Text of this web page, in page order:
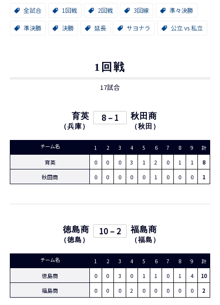
全試合 1回戦 2回戦 3回線 準々決勝
準決勝 決勝 延長 サヨナラ 公立 vs 私立
1回戦
17試合
育英
（兵庫 ）
8 – 1 秋田商
（秋田 ）
チーム名 1 2 3 4 5 6 7 8 9 計
育英 0 0 0 3 1 2 0 1 1
8
秋田商
0 0 0 0 0 1 0 0 0 1
徳島商
（徳島 ）
10 – 2 福島商
（福島 ）
チーム名 1 2 3 4 5 6 7 8 9 計
徳島商 0 0 3 0 1 1 0 1 4
10
福島商
0 0 0 2 0 0 0 0 0 2